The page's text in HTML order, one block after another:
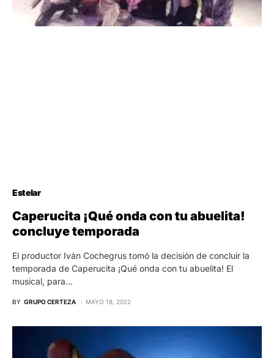
Estelar
Caperucita ¡Qué onda con tu abuelita!
concluye temporada
El productor Iván Cochegrus tomó la decisión de concluir la
temporada de Caperucita ¡Qué onda con tu abuelita! El
musical, para…
BY GRUPO CERTEZA MAYO 18, 2022